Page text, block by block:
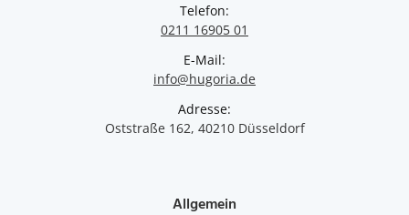
Telefon:
0211 16905 01
E-Mail:
info@hugoria.de
Adresse:
Oststraße 162, 40210 Düsseldorf
Allgemein